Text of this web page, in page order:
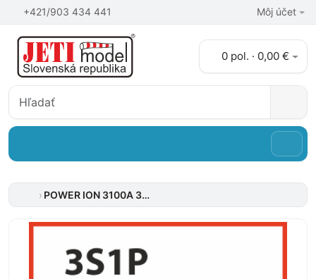
+421/903 434 441 Môj účet
0 pol. · 0,00 €
POWER ION 3100A 3S1P trojuholník